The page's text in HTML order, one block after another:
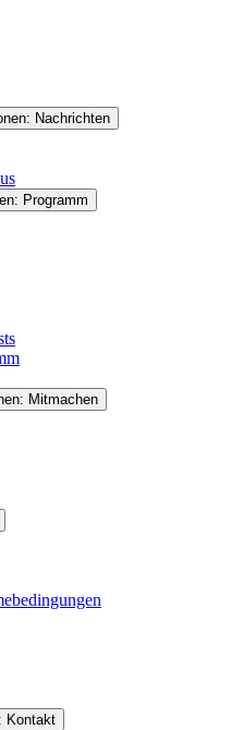
Nachrichten
Programm
Mitmachen
Kontakt